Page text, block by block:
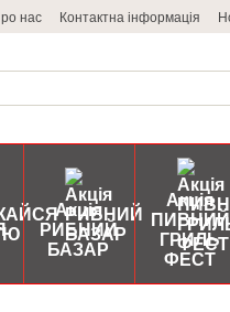
нас Контактна інформація
Акція
РИБНИЙ
БАЗАР
Акція
ПИВНИЙ
ГРИЛЬ
ФЕСТ